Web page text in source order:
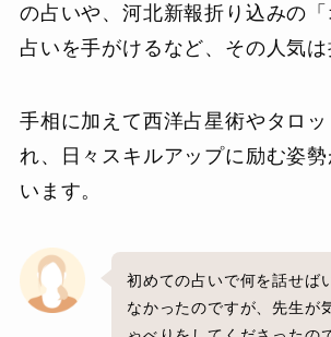
の占いや、河北新報折り込みの
占いを手がけるなど、その人気は
手相に加えて西洋占星術やタロッ
れ、日々スキルアップに励む姿
います。
初めての占いで何を話せば
なかったのですが、先生が